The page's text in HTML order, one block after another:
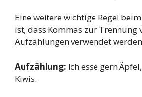
Eine weitere wichtige Regel
ist, dass Kommas zur Trennung
Aufzählungen verwendet
Aufzählung: Ich esse gern
Kiwis.